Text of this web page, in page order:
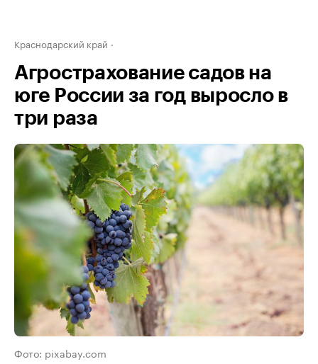
Краснодарский край
Агрострахование садов на
юге России за год выросло в
три раза
Фото: pixabay.com